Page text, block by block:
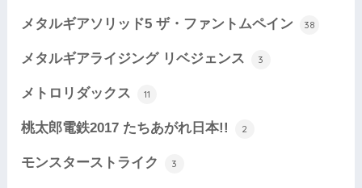
メタルギアソリッド5 ザ・ファントムペイン 38
メタルギアライジング リベジェンス 3
メトロリダックス 11
桃太郎電鉄2017 たちあがれ日本!! 2
モンスターストライク 3